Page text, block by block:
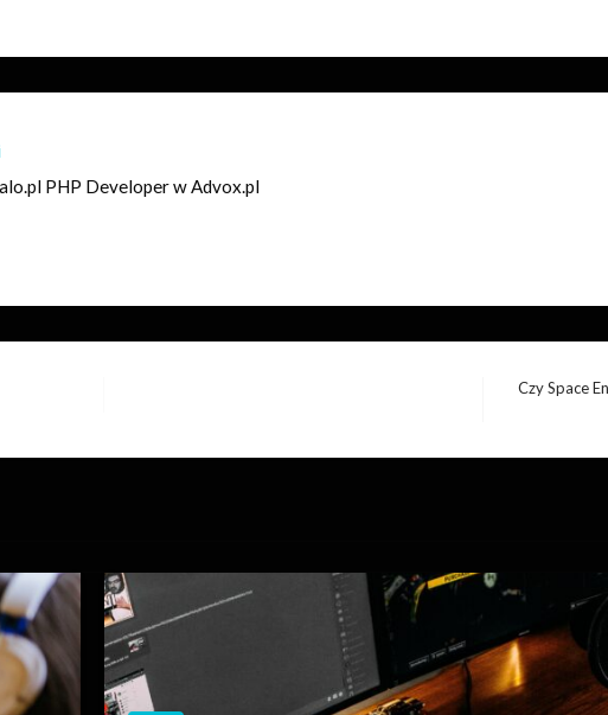
PHP Developer w Advox.pl
Czy Space